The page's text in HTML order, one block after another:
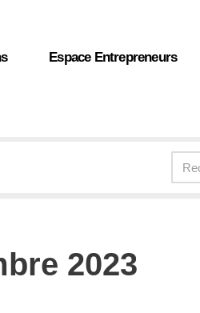
Espace Entrepreneurs
2023